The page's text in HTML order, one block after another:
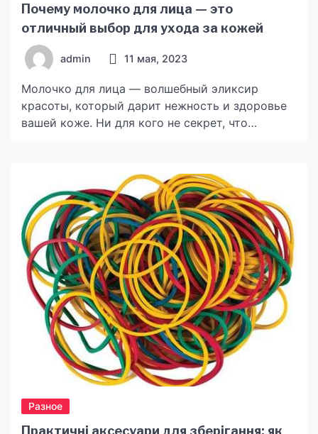
Почему молочко для лица — это
отличный выбор для ухода за кожей
admin 11 мая, 2023
Молочко для лица — волшебный эликсир
красоты, который дарит нежность и здоровье
вашей коже. Ни для кого не секрет, что
множество преимуществ, которые нельзя
недооценивать. Причины для покупки молочка
для лица Для начала стоит заметить, что
молочко для лица — это […]
Разное
Практичні аксесуари для зберігання: як